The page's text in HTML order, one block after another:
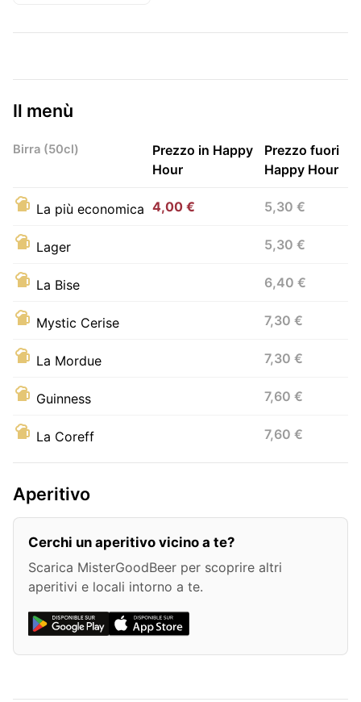
Il menù
Birra (50cl)
Prezzo in Happy
Hour
Prezzo fuori
Happy Hour
La più economica 4,00 € 5,30 €
Lager 5,30 €
La Bise 6,40 €
Mystic Cerise 7,30 €
La Mordue 7,30 €
Guinness 7,60 €
La Coreff 7,60 €
Aperitivo
Cerchi un aperitivo vicino a te?
Scarica MisterGoodBeer per scoprire altri
aperitivi e locali intorno a te.